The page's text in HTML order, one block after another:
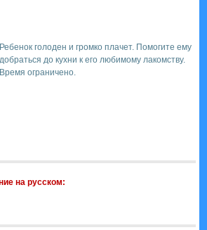
Ребенок голоден и громко плачет. Помогите ему
добраться до кухни к его любимому лакомству.
Время ограничено.
на русском: